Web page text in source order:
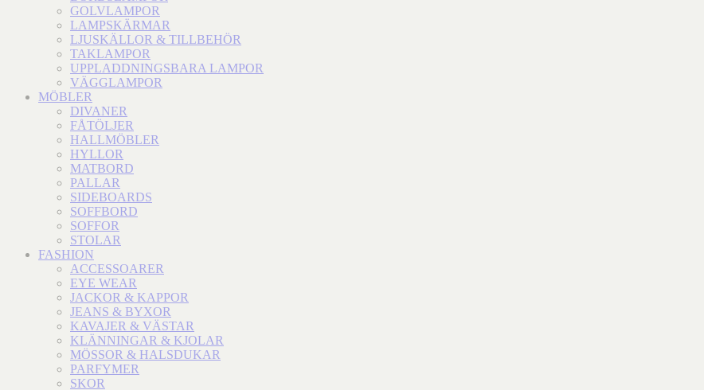
GOLVLAMPOR
LAMPSKÄRMAR
LJUSKÄLLOR & TILLBEHÖR
TAKLAMPOR
UPPLADDNINGSBARA LAMPOR
VÄGGLAMPOR
MÖBLER
DIVANER
FÅTÖLJER
HALLMÖBLER
HYLLOR
MATBORD
PALLAR
SIDEBOARDS
SOFFBORD
SOFFOR
STOLAR
FASHION
ACCESSOARER
EYE WEAR
JACKOR & KAPPOR
JEANS & BYXOR
KAVAJER & VÄSTAR
KLÄNNINGAR & KJOLAR
MÖSSOR & HALSDUKAR
PARFYMER
SKOR